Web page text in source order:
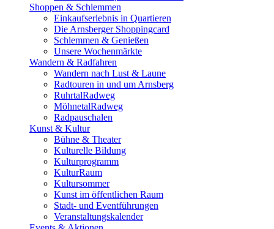
Shoppen & Schlemmen
Einkaufserlebnis in Quartieren
Die Arnsberger Shoppingcard
Schlemmen & Genießen
Unsere Wochenmärkte
Wandern & Radfahren
Wandern nach Lust & Laune
Radtouren in und um Arnsberg
RuhrtalRadweg
MöhnetalRadweg
Radpauschalen
Kunst & Kultur
Bühne & Theater
Kulturelle Bildung
Kulturprogramm
KulturRaum
Kultursommer
Kunst im öffentlichen Raum
Stadt- und Eventführungen
Veranstaltungskalender